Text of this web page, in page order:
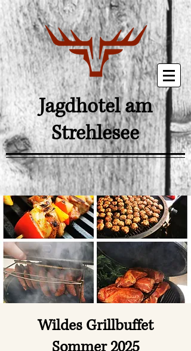
Jagdhotel am
Strehlesee
Wildes Grillbuffet